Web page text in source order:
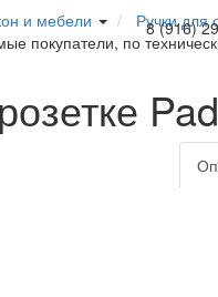
8 (916)
и мебели Ручки для
покупатели, по